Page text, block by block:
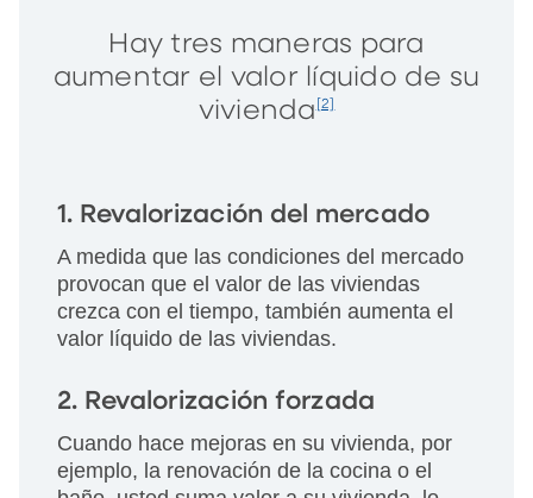
Hay tres maneras para
aumentar el valor líquido de su
vivienda [2]
1. Revalorización del mercado
A medida que las condiciones del mercado
provocan que el valor de las viviendas
crezca con el tiempo, también aumenta el
valor líquido de las viviendas.
2. Revalorización forzada
Cuando hace mejoras en su vivienda, por
ejemplo, la renovación de la cocina o el